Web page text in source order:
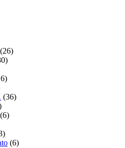
(26)
(36)
(6)
(6)